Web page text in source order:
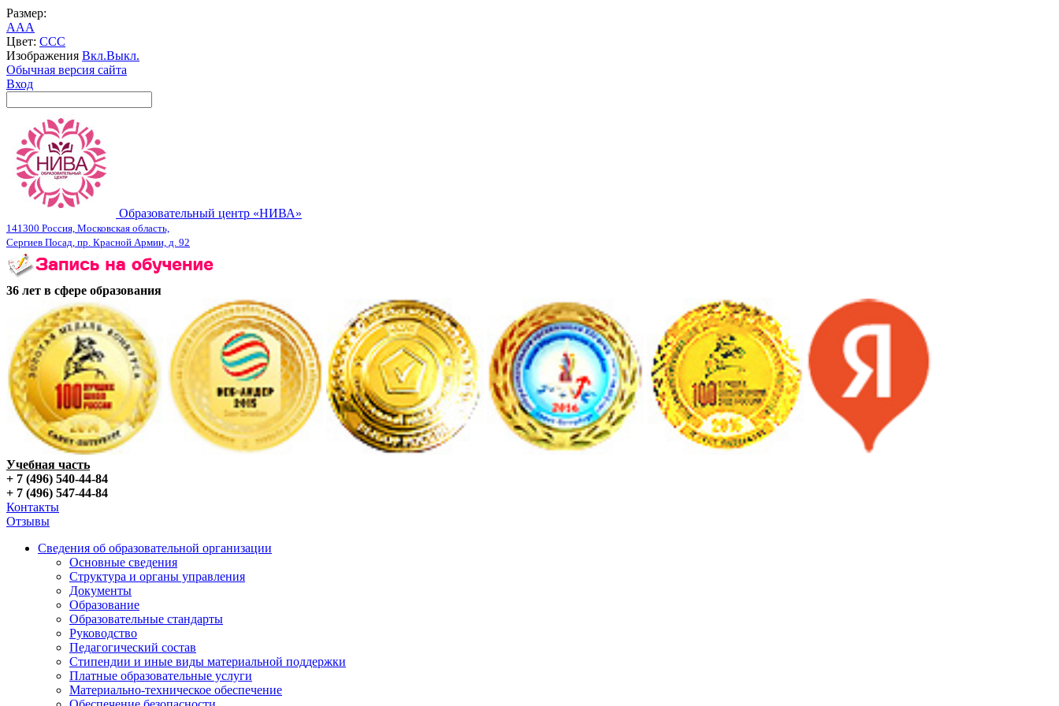
Размер:
AAA
Цвет: CCC
Изображения Вкл.Выкл.
Обычная версия сайта
Вход
Образовательный центр «НИВА»
141300 Россия, Московская область,
Сергиев Посад, пр. Красной Армии, д. 92
36 лет в сфере образования
Учебная часть
+ 7 (496) 540-44-84
+ 7 (496) 547-44-84
Контакты
Отзывы
Сведения об образовательной организации
Основные сведения
Структура и органы управления
Документы
Образование
Образовательные стандарты
Руководство
Педагогический состав
Стипендии и иные виды материальной поддержки
Платные образовательные услуги
Материально-техническое обеспечение